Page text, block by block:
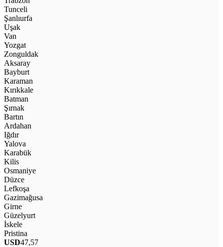
Tunceli
Şanlıurfa
Uşak
Van
Yozgat
Zonguldak
Aksaray
Bayburt
Karaman
Kırıkkale
Batman
Şırnak
Bartın
Ardahan
Iğdır
Yalova
Karabük
Kilis
Osmaniye
Düzce
Lefkoşa
Gazimağusa
Girne
Güzelyurt
İskele
Pristina
USD47,57